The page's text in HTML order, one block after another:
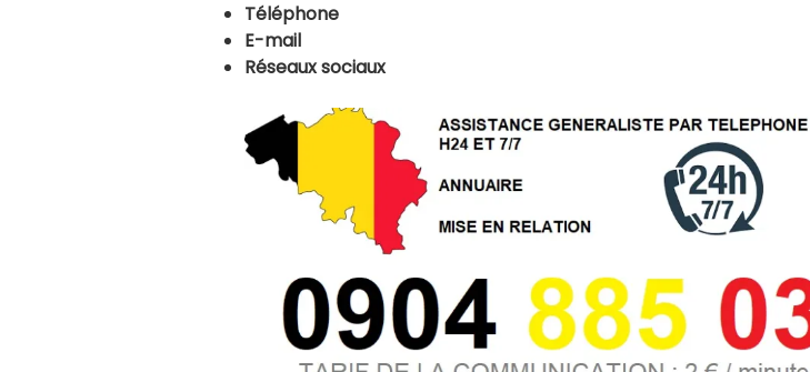
Téléphone
E-mail
Réseaux sociaux